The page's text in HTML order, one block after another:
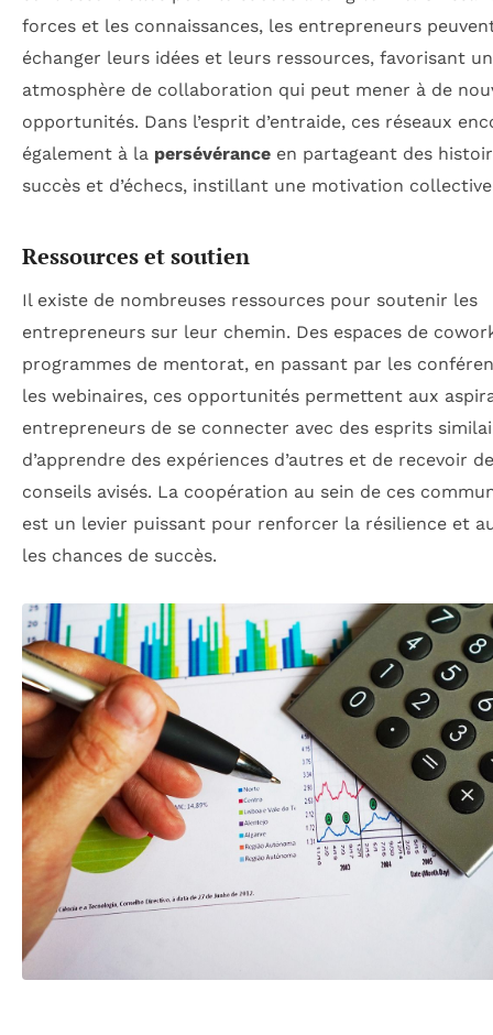
forces et les connaissances, les entrepreneurs
échanger leurs idées et leurs ressources, favorisant
atmosphère de collaboration qui peut mener à de
opportunités. Dans l’esprit d’entraide, ces réseaux
également à la persévérance en partageant des
succès et d’échecs, instillant une motivation
Ressources et soutien
Il existe de nombreuses ressources pour soutenir les
entrepreneurs sur leur chemin. Des espaces de
programmes de mentorat, en passant par les
les webinaires, ces opportunités permettent aux
entrepreneurs de se connecter avec des esprits
d’apprendre des expériences d’autres et de recevoir
conseils avisés. La coopération au sein de ces
est un levier puissant pour renforcer la résilience et
les chances de succès.